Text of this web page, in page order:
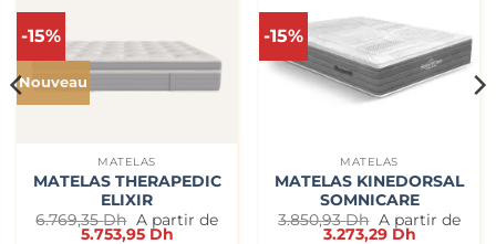
-15%
Nouveau
MATELAS
MATELAS THERAPEDIC
ELIXIR
6.769,35Dh A partir de
5.753,95 Dh
-15%
MATELAS
MATELAS KINEDORSAL
SOMNICARE
3.850,93Dh A partir de
3.273,29 Dh